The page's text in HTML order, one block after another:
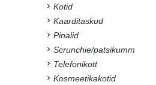
Kotid
Kaarditaskud
Pinalid
Scrunchie/patsikumm
Telefonikott
Kosmeetikakotid